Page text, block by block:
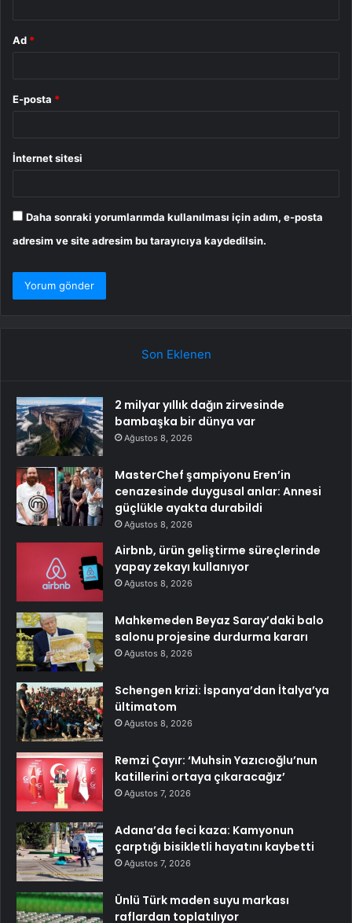
Ad *
E-posta *
İnternet sitesi
Daha sonraki yorumlarımda kullanılması için adım, e-posta
adresim ve site adresim bu tarayıcıya kaydedilsin.
Son Eklenen
2 milyar yıllık dağın zirvesinde
bambaşka bir dünya var
Ağustos 8, 2026
MasterChef şampiyonu Eren’in
cenazesinde duygusal anlar: Annesi
güçlükle ayakta durabildi
Ağustos 8, 2026
Airbnb, ürün geliştirme süreçlerinde
yapay zekayı kullanıyor
Ağustos 8, 2026
Mahkemeden Beyaz Saray’daki balo
salonu projesine durdurma kararı
Ağustos 8, 2026
Schengen krizi: İspanya’dan İtalya’ya
ültimatom
Ağustos 8, 2026
Remzi Çayır: ‘Muhsin Yazıcıoğlu’nun
katillerini ortaya çıkaracağız’
Ağustos 7, 2026
Adana’da feci kaza: Kamyonun
çarptığı bisikletli hayatını kaybetti
Ağustos 7, 2026
Ünlü Türk maden suyu markası
raflardan toplatılıyor